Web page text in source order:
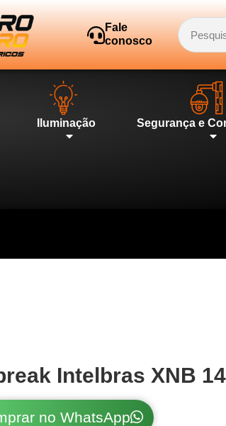
Fale
conosco
Iluminação Segurança e
Intelbras XNB
no WhatsApp